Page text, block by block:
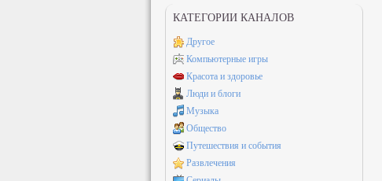
КАТЕГОРИИ КАНАЛОВ
Другое
Компьютерные игры
Красота и здоровье
Люди и блоги
Музыка
Общество
Путешествия и события
Развлечения